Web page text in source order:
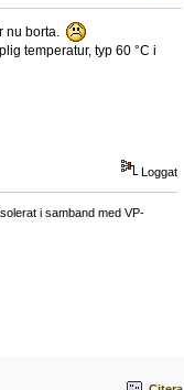
nu borta.
temperatur, typ 60 °C i
Loggat
i samband med VP-